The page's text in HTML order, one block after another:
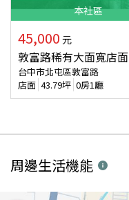
本社區
45,000 元
敦富路稀有大面寬店面
台中市北屯區敦富路
店面 43.79坪 0房1廳
周邊生活機能